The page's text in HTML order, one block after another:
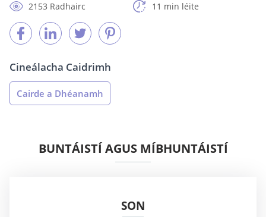
2153 Radhairc
11 min léite
Cineálacha Caidrimh
Cairde a Dhéanamh
BUNTÁISTÍ AGUS MÍBHUNTÁISTÍ
SON